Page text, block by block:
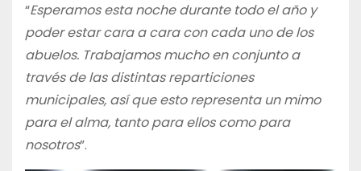
“Esperamos esta noche durante todo el año y
poder estar cara a cara con cada uno de los
abuelos. Trabajamos mucho en conjunto a
través de las distintas reparticiones
municipales, así que esto representa un mimo
para el alma, tanto para ellos como para
nosotros”.